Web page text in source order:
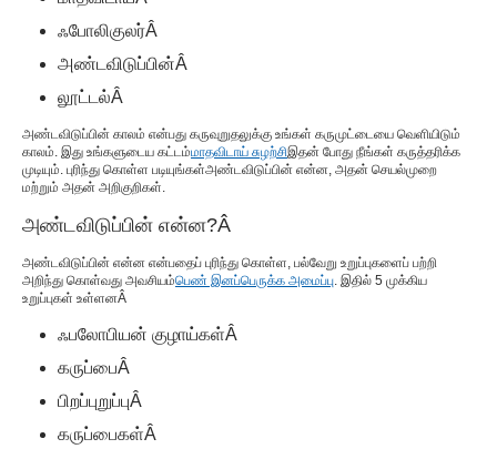
உங்களுக்கு ஒழுங்கற்ற அண்டவிடுப்பின் முடியுமா?
அண்டவிடுப்பின் வலி
நான் அண்டவிடுப்பின் போது என்ன நடக்கும்?
அடிக்கடி கேட்கப்படும் கேள்விகள்
ஃபோலிகுலர்Â
அண்டவிடுப்பின்Â
லூட்டல்Â
அண்டவிடுப்பின் காலம் என்பது கருவுறுதலுக்கு உங்கள் கருமுட்டையை வெளியிடும்
காலம். இது உங்களுடைய கட்டம்மாதவிடாய் சுழற்சிஇதன் போது நீங்கள் கருத்தரிக்க
முடியும். புரிந்து கொள்ள படியுங்கள்அண்டவிடுப்பின் என்ன, அதன் செயல்முறை
மற்றும் அதன் அறிகுறிகள்.
அண்டவிடுப்பின் என்ன?Â
அண்டவிடுப்பின் என்ன என்பதைப் புரிந்து கொள்ள, பல்வேறு உறுப்புகளைப் பற்றி
அறிந்து கொள்வது அவசியம்பெண் இனப்பெருக்க அமைப்பு. இதில் 5 முக்கிய
உறுப்புகள் உள்ளனÂ
ஃபலோபியன் குழாய்கள்Â
கருப்பைÂ
பிறப்புறுப்புÂ
கருப்பைகள்Â